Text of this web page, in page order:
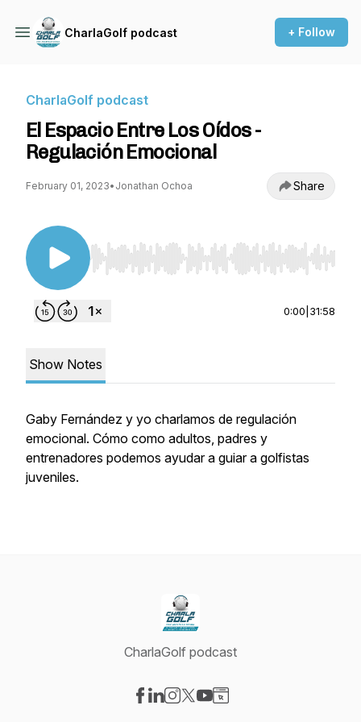
CharlaGolf podcast + Follow
CharlaGolf podcast
El Espacio Entre Los Oídos -
Regulación Emocional
February 01, 2023• Jonathan Ochoa Share
Use Left/Right to seek, Home/End to jump to
0:00 31:58
Show Notes
Gaby Fernández y yo charlamos de regulación
emocional. Cómo como adultos, padres y
entrenadores podemos ayudar a guiar a golfistas
juveniles.
CharlaGolf podcast